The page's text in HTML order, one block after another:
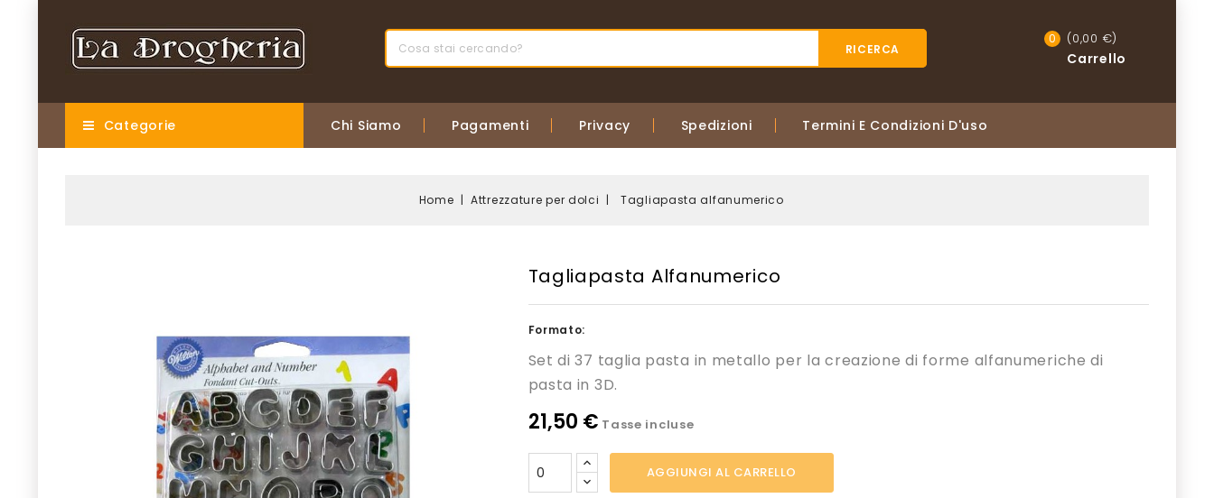
(0,00 €)
Carrello
0
RICERCA
Chi Siamo Pagamenti Privacy Spedizioni Termini E Condizioni D'uso
Categorie
Home Attrezzature per dolci Tagliapasta alfanumerico
Tagliapasta Alfanumerico
Formato:
Set di 37 taglia pasta in metallo per la creazione di forme alfanumeriche di
pasta in 3D.
21,50 € Tasse incluse
AGGIUNGI AL CARRELLO